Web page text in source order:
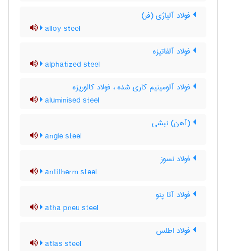
فولاد آلیاژی (فر)
alloy steel
فولاد آلفاتیزه
alphatized steel
فولاد آلومینیم کاری شده ، فولاد کالوریزه
aluminised steel
(آهن) نبشی
angle steel
فولاد نسوز
antitherm steel
فولاد آتا پنو
atha pneu steel
فولاد اطلس
atlas steel